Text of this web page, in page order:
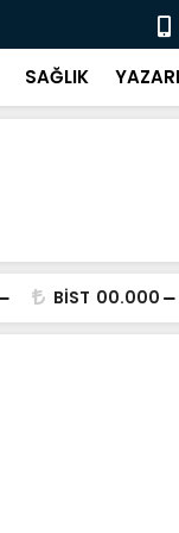
ARADA!”
SAĞLIK
BİST 00.000